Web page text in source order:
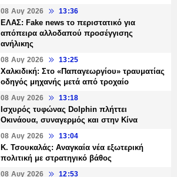
08 Αυγ 2026 13:36
ΕΛΑΣ: Fake news το περιστατικό για
απόπειρα αλλοδαπού προσέγγισης
ανήλικης
08 Αυγ 2026 13:25
Χαλκιδική: Στο «Παπαγεωργίου» τραυματίας
οδηγός μηχανής μετά από τροχαίο
08 Αυγ 2026 13:18
Ισχυρός τυφώνας Dolphin πλήττει
Οκινάουα, συναγερμός και στην Κίνα
08 Αυγ 2026 13:04
Κ. Τσουκαλάς: Αναγκαία νέα εξωτερική
πολιτική με στρατηγικό βάθος
08 Αυγ 2026 12:53